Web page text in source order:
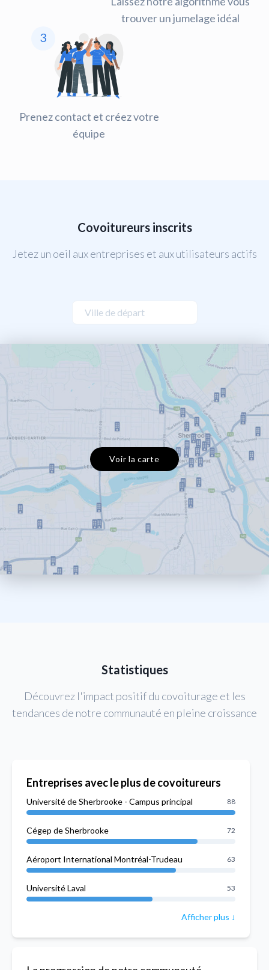
trouver un jumelage idéal
3
Prenez contact et créez votre
équipe
Covoitureurs inscrits
Jetez un oeil aux entreprises et aux utilisateurs actifs
Voir la carte
Statistiques
Découvrez l'impact positif du covoiturage et les
tendances de notre communauté en pleine croissance
Entreprises avec le plus de covoitureurs
Université de Sherbrooke - Campus principal 88
Cégep de Sherbrooke 72
Aéroport International Montréal-Trudeau 63
Université Laval 53
Afficher plus ↓